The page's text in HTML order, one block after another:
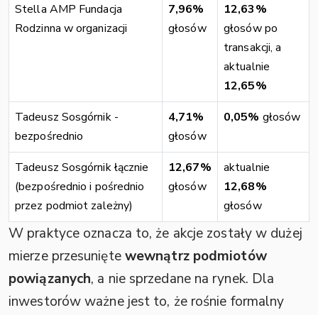
Stella AMP Fundacja
Rodzinna w organizacji
7,96%
głosów
12,63%
głosów po
transakcji, a
aktualnie
12,65%
Tadeusz Sosgórnik -
bezpośrednio
4,71%
głosów
0,05% głosów
Tadeusz Sosgórnik łącznie
(bezpośrednio i pośrednio
przez podmiot zależny)
12,67%
głosów
aktualnie
12,68%
głosów
W praktyce oznacza to, że akcje zostały w dużej
mierze przesuniętewewnątrz podmiotów
powiązanych, a nie sprzedane na rynek. Dla
inwestorów ważne jest to, że rośnie formalny